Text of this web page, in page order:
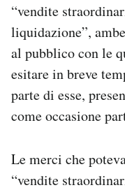
“vendite
liquidazione”,
al pubblico con le
esitare in breve
parte di esse,
come occasione
Le merci che
“vendite